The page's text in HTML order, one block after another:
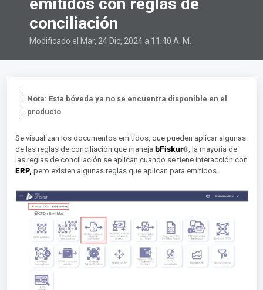
conciliación
Modificado el Mar, 24 Dic, 2024 a 11:40 A. M.
Nota: Esta bóveda ya no se encuentra disponible en el
producto
Se visualizan los documentos emitidos, que pueden aplicar algunas
de las reglas de conciliación que maneja bFiskur®︎, la mayoría de
las reglas de conciliación se aplican cuando se tiene interacción con
ERP, pero existen algunas reglas que aplican para emitidos.